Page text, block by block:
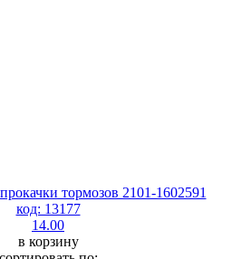
тормозов 2101-1602591
код: 13177
14.00
в корзину